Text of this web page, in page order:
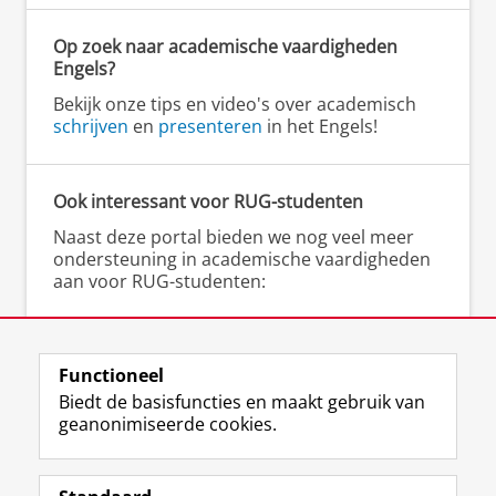
Kader: het probleem
Aanleiding en
centrale vraag en
beschrijving van de
randvoorwaarden
mogelijke
Mogelijke oplossingen /
maatregelen
Geeft 1 of meer
weegt deze (tegen
randvoorwaarden
Advies
Bevat het
Op zoek naar academische vaardigheden
Engels?
Bekijk onze tips en video's over academisch
schrijven en presenteren in het Engels!
Ook interessant voor RUG-studenten
Naast deze portal bieden we nog veel meer
ondersteuning in academische vaardigheden
aan voor RUG-studenten:
▸Gratis schrijfcoachingbij het Schrijfcentrum
▸Scriptieschrijfdagenbij het Schrijfcentrum
▸Cursussen en workshops
schrijven bij het Talencentrum
Functioneel
Biedt de basisfuncties en maakt gebruik van
geanonimiseerde cookies.